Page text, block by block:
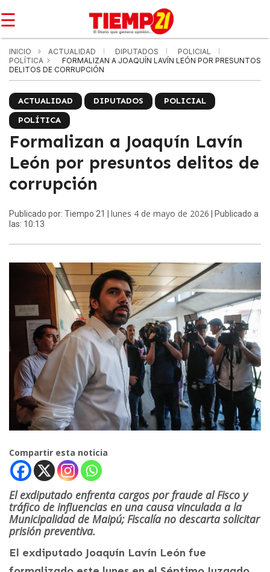
☰
INICIO ACTUALIDAD DIPUTADOS
POLICIAL
POLÍTICA
FORMALIZAN A JOAQUÍN LAVÍN LEÓN POR PRESUNTOS
DELITOS DE CORRUPCIÓN
ACTUALIDAD DIPUTADOS
POLICIAL
POLÍTICA
Formalizan a Joaquín Lavín
León por presuntos delitos de
corrupción
Publicado por: Tiempo 21 | lunes 4 de mayo de 2026 | Publicado a
las: 10:13
Compartir esta noticia
El exdiputado enfrenta cargos por fraude al Fisco y
tráfico de influencias en una causa vinculada a la
Municipalidad de Maipú; Fiscalía no descarta solicitar
prisión preventiva.
El exdiputado Joaquín Lavín León fue